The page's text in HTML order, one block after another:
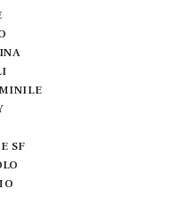
SF